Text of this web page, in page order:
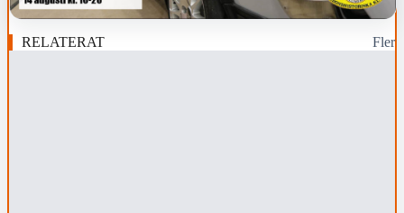
RELATERAT Fler